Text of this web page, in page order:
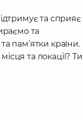
та сприяє
та
пам’ятки країни.
та локації? Ти